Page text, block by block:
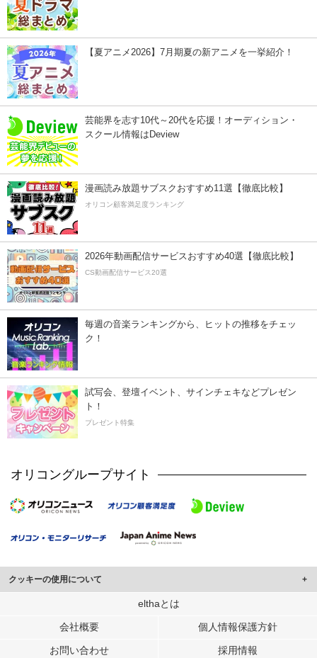
【夏アニメ2026】7月期夏の新アニメを一挙紹介！
芸能界を志す10代～20代を応援！オーディション・
スクール情報はDeview
漫画読み放題サブスクおすすめ11選【徹底比較】
オリコン顧客満足度ランキング
2026年動画配信サービスおすすめ40選【徹底比較】
CS動画配信サービス20選
毎週の音楽ランキングから、ヒットの推移をチェッ
ク！
試写会、登壇イベント、サインチェキなどプレゼン
ト！
プレゼント特集
オリコングループサイト
クッキーの使用について
このサイトでは Cookie を使用して、ユーザーに合わせたコンテンツや広告の
行っています。
メディアや広告配信、データ解析の各パートナーに提供しています。
elthaとは
会社概要 個人情報保護方針
お問い合わせ 採用情報